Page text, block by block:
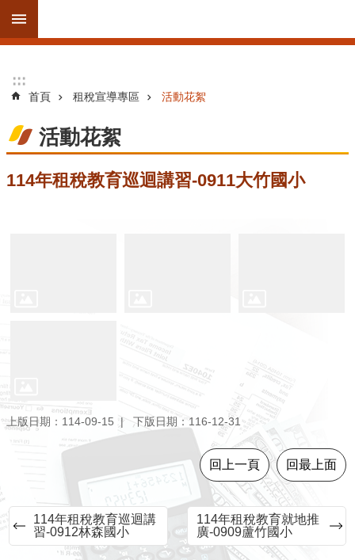
跳到主要內容區塊
階
搜
交
流
:::
:::
首頁 租稅宣導專區 活動花絮
活動花絮
114年租稅教育巡迴講習-0911大竹國小
上版日期：114-09-15 下版日期：116-12-31
回上一頁 回最上面
114年租稅教育巡迴講
習-0912林森國小
114年租稅教育就地推
廣-0909蘆竹國小